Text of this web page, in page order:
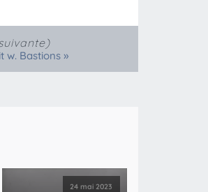
w. Bastions»
24 mai 2023